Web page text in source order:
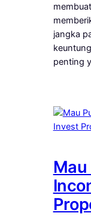
jangka
penting
Mau